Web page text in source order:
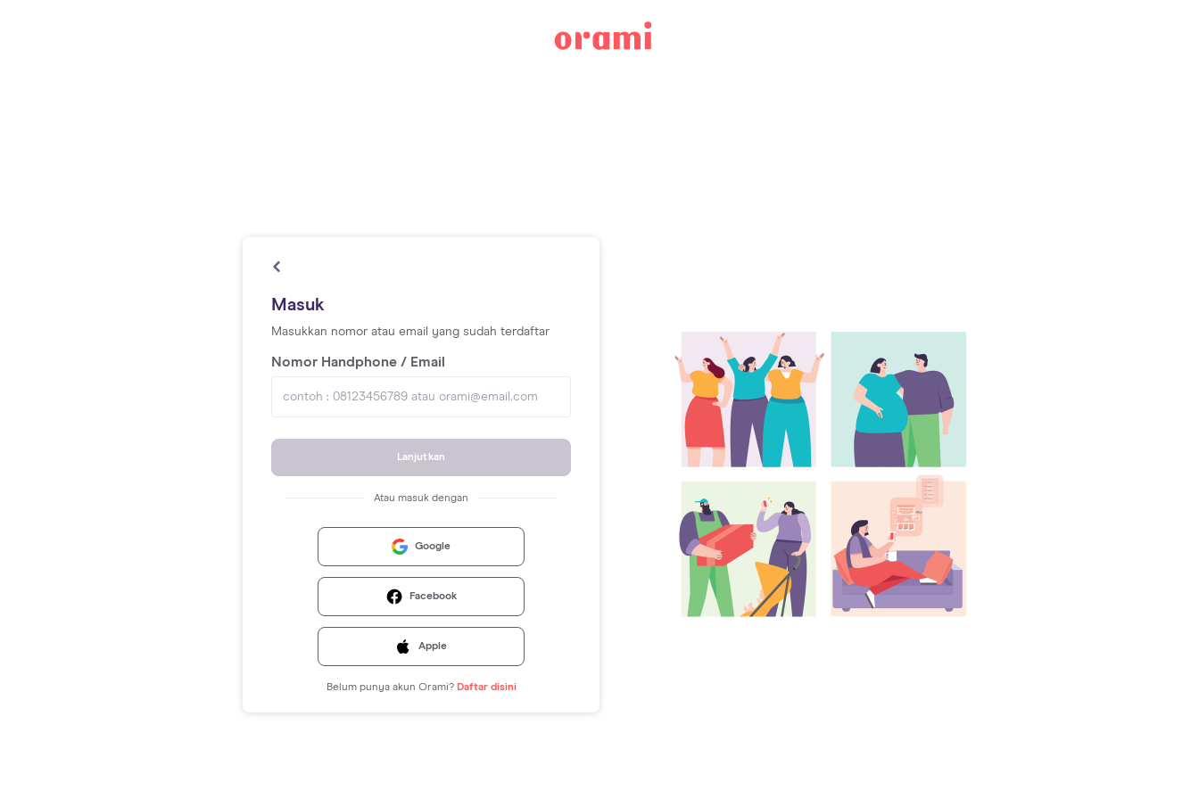
Masuk
Masukkan nomor atau email yang sudah terdaftar
Nomor Handphone / Email
Lanjutkan
Atau masuk dengan
Google
Facebook
Apple
Belum punya akun Orami?Daftar disini